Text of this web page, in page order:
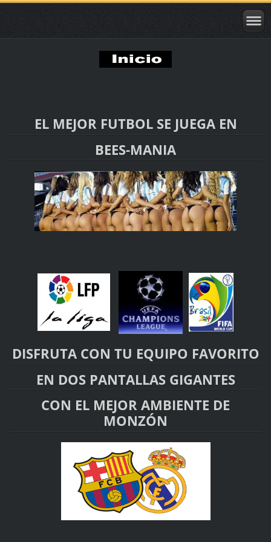
EL MEJOR FUTBOL SE JUEGA EN
BEES-MANIA
DISFRUTA CON TU EQUIPO FAVORITO
EN DOS PANTALLAS GIGANTES
CON EL MEJOR AMBIENTE DE
MONZÓN